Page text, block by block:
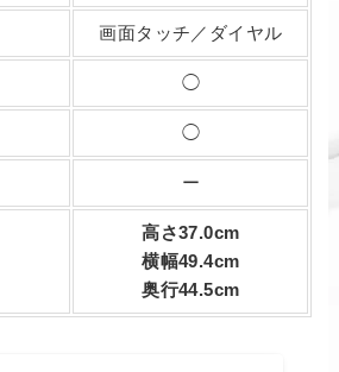
画面タッチ／ダイヤル
◯
◯
ー
高さ37.0cm
横幅49.4cm
奥行44.5cm